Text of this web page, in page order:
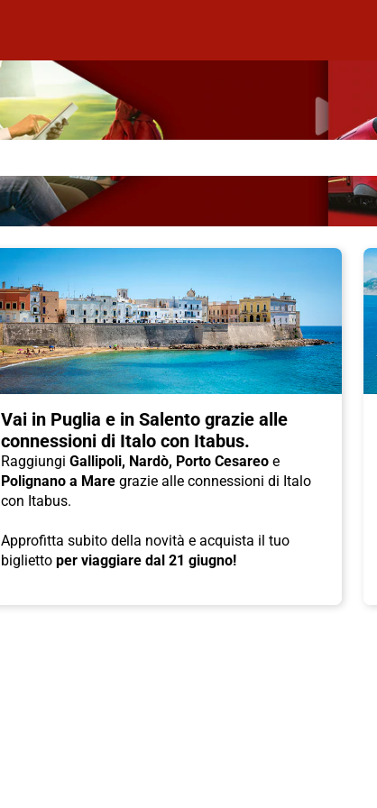
Vai in Puglia e in Salento grazie alle
connessioni di Italo con Itabus.
Raggiungi Gallipoli, Nardò, Porto Cesareoe
Polignano a Maregrazie alle connessioni di Italo
con Itabus.
Approfitta subito della novità e acquista il tuo
biglietto per viaggiare dal 21 giugno!